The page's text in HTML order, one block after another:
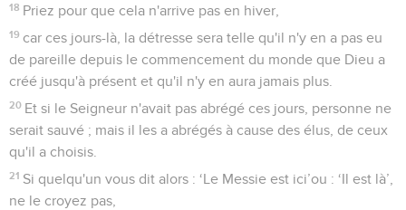
18 Priez pour que cela n'arrive pas en hiver,
19 car ces jours-là, la détresse sera telle qu'il n'y en a pas eu
de pareille depuis le commencement du monde que Dieu a
créé jusqu'à présent et qu'il n'y en aura jamais plus.
20 Et si le Seigneur n'avait pas abrégé ces jours, personne ne
serait sauvé ; mais il les a abrégés à cause des élus, de ceux
qu'il a choisis.
21 Si quelqu'un vous dit alors : ‘Le Messie est ici’ou : ‘Il est là’,
ne le croyez pas,